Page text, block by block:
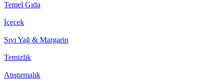
Temel Gıda
İçecek
Sıvı Yağ & Margarin
Temizlik
Atıştırmalık